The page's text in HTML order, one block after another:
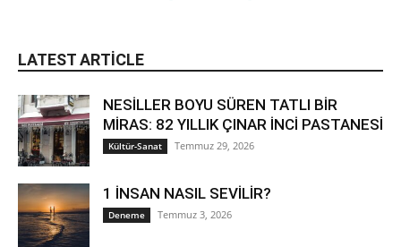
LATEST ARTICLE
NESİLLER BOYU SÜREN TATLI BİR
MİRAS: 82 YILLIK ÇINAR İNCİ PASTANESİ
Kültür-Sanat Temmuz 29, 2026
1 İNSAN NASIL SEVİLİR?
Deneme Temmuz 3, 2026